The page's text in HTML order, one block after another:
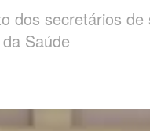
dos secretários
Saúde